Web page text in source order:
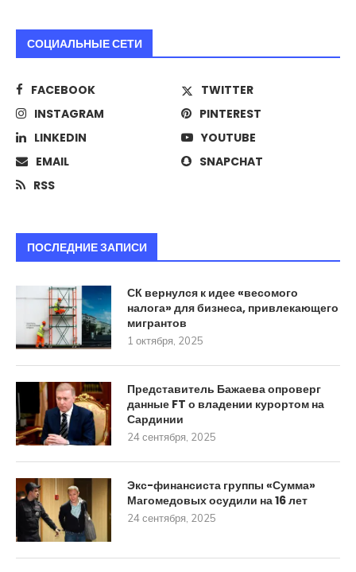
СОЦИАЛЬНЫЕ СЕТИ
FACEBOOK
TWITTER
INSTAGRAM
PINTEREST
LINKEDIN
YOUTUBE
EMAIL
SNAPCHAT
RSS
ПОСЛЕДНИЕ ЗАПИСИ
СК вернулся к идее «весомого
налога» для бизнеса, привлекающего
мигрантов
1 октября, 2025
Представитель Бажаева опроверг
данные FT о владении курортом на
Сардинии
24 сентября, 2025
Экс-финансиста группы «Сумма»
Магомедовых осудили на 16 лет
24 сентября, 2025